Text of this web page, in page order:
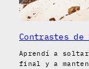
Contrastes de
Aprendí a
final y a